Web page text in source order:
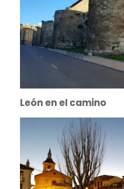
León en el camino